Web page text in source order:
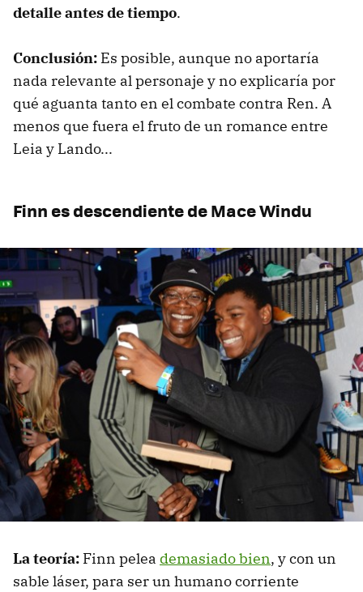
detalle antes de tiempo.
Conclusión: Es posible, aunque no aportaría
nada relevante al personaje y no explicaría por
qué aguanta tanto en el combate contra Ren. A
menos que fuera el fruto de un romance entre
Leia y Lando...
Finn es descendiente de Mace Windu
La teoría: Finn pelea demasiado bien, y con un
sable láser, para ser un humano corriente